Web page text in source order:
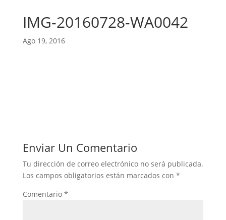
IMG-20160728-WA0042
Ago 19, 2016
Enviar Un Comentario
Tu dirección de correo electrónico no será publicada.
Los campos obligatorios están marcados con *
Comentario *